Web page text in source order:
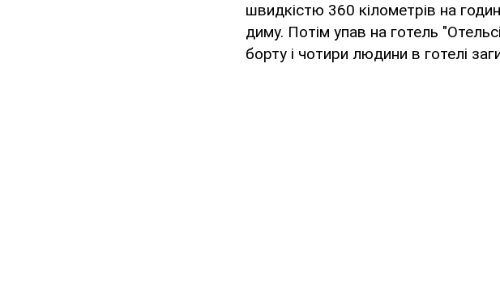
швидкістю 360 кілометрів на
диму. Потім упав на готель
борту і чотири людини в готелі